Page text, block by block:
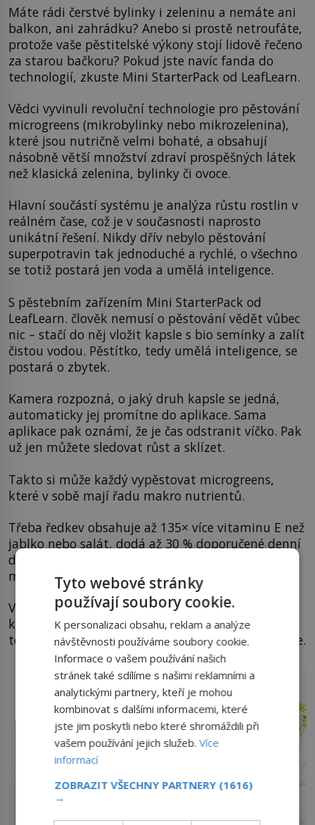
Máte rádi čerstvé bylinky i zeleninu a nemáte ani
balkon, ani zahrádku? Anebo si prostě netroufáte,
protože vaše pěstitelské výkony stojí lidově řečeno
za starou bačkoru? Pokud jste navíc fanda do
technologií, zkuste Mini StarterPack od LeafLearn.
Vědci vyvinuli revoluční technologie pro pěstování
microgreens (mikrobylinky nebo mikrozelenina),
které jsou nutričně velmi bohaté, a obsahují
násobně větší množství zdraví prospěšných látek
než klasická zelenina, bylinky či ovoce.
Hlavní součástí systému je analýza růstu rostlin v
reálném čase, což je v současnosti naprosto
unikátní řešení. Nikdy dřív nebylo pěstování
superpotravin tak jednoduché a rychlé, o všechno
se totiž postará jen voda a umělá inteligence.
S pěstebním zařízením Mini StarterPack od
LeafLearn. člověk nemusí o pěstování vědět vůbec
nic – stačí do něj vložit kapsle s bio semínky a zalít
čistou vodou. Pěstítko, tedy umělá inteligence, se
postará o zbytek.
Kamera rozpozná, o jaký druh kapsle se jedná,
automaticky jej promítne do aplikace. Sama
aplikace pak oznámí, že je čas odstranit víčko. Pak
už jen můžete sledovat růst a sklízet.
Takto si může každý vypěstovat microgreens,
které v sobě mají řadu makro nutrientů.
Třeba ředkev obsahuje až 135× více vitaminu E než
jablko nebo salát, dodá až 30 % doporučené denní
dávky vitaminu C a celou škálu antioxidantů,
minerálů a dalších esenciálních prvků.
Vše je ekologické, recyklovatelné,
kompostovatelné. Vše je spárovatelné s mobilním
telefonem přes Wi-fi. A intuitivní a v českém jazyce.
Tyto webové stránky
používají soubory cookie.
K personalizaci obsahu, reklam a analýze
návštěvnosti používáme soubory cookie.
Informace o vašem používání našich
stránek také sdílíme s našimi reklamními a
analytickými partnery, kteří je mohou
kombinovat s dalšími informacemi, které
jste jim poskytli nebo které shromáždili při
vašem používání jejich služeb.Více
informací
ZOBRAZIT VŠECHNY PARTNERY (1616)
→